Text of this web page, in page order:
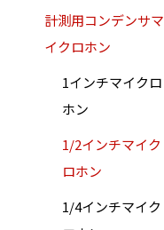
計測用コンデンサマ
イクロホン
1インチマイクロ
ホン
1/2インチマイク
ロホン
1/4インチマイク